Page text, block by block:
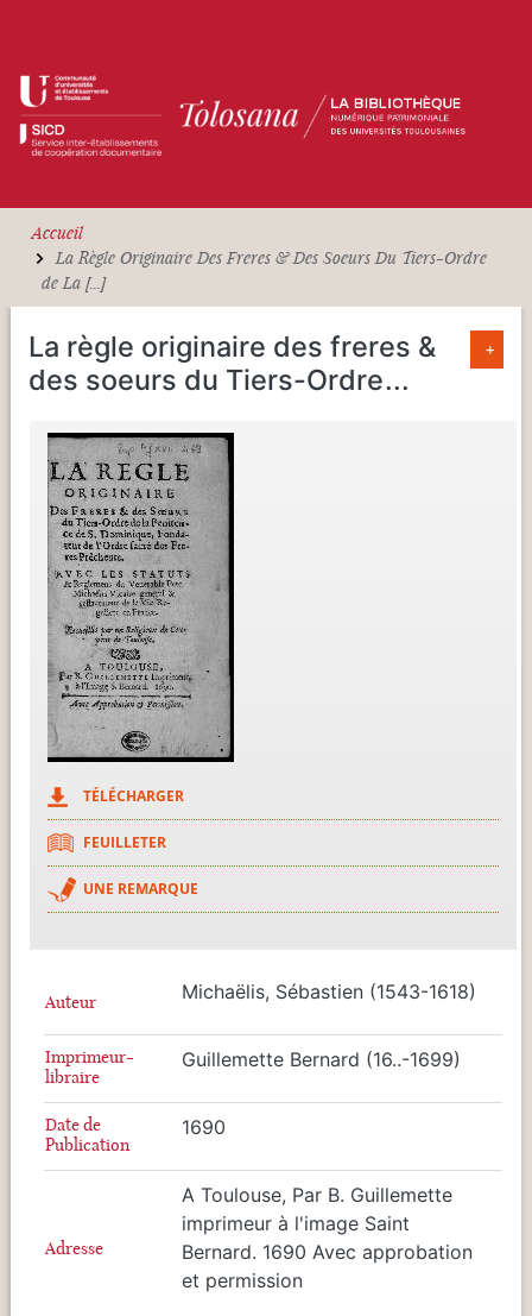
Accueil
La Règle Originaire Des Freres & Des Soeurs Du Tiers-Ordre
de La [...]
La règle originaire des freres &
des soeurs du Tiers-Ordre...
+
TÉLÉCHARGER
FEUILLETER
UNE REMARQUE
Auteur Michaëlis, Sébastien (1543-1618)
Imprimeur-
libraire
Guillemette Bernard (16..-1699)
Date de
Publication
1690
Adresse
A Toulouse, Par B. Guillemette
imprimeur à l'image Saint
Bernard. 1690 Avec approbation
et permission